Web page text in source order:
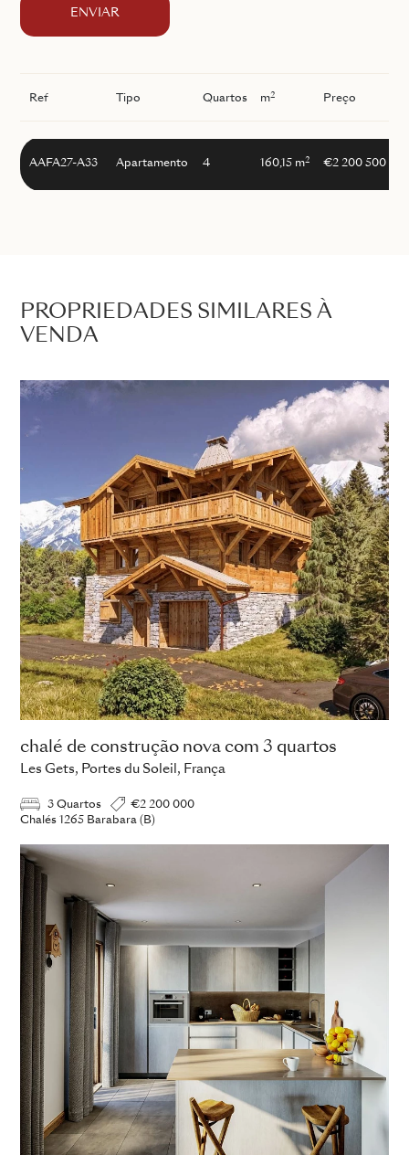
ENVIAR
Ref Tipo Quartos m2 Preço
AAFA27-A33 Apartamento 4 160,15 m2 €2 200 500
PROPRIEDADES SIMILARES À
VENDA
chalé de construção nova com 3 quartos
Les Gets, Portes du Soleil, França
3 Quartos
€2 200 000
Chalés 1265 Barabara (B)